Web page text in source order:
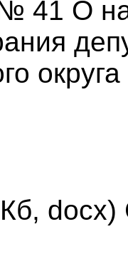
41 О
docx)